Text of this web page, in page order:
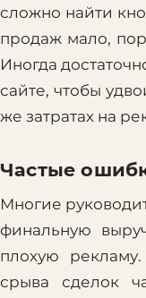
сложно найти
продаж мало,
Иногда
сайте, чтобы
же затратах на
Частые
Многие
финальную
плохую
срыва сделок